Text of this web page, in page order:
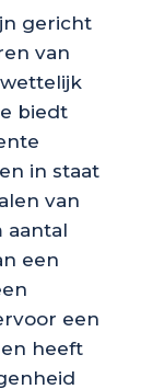
gericht
van
biedt
in staat
van
aantal
een
een
heeft